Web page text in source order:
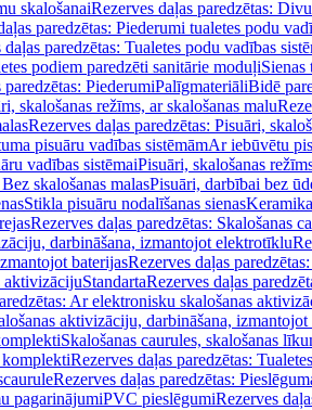
skalošanaiRezerves daļas paredzētas:
paredzētas: Piederumi tualetes podu
daļas paredzētas: Tualetes podu vadības
podiem paredzēti sanitārie moduļiSienas
paredzētas: PiederumiPalīgmateriāliBidē
skalošanas režīms, ar skalošanas malu
Rezerves daļas paredzētas: Pisuāri,
pisuāru vadības sistēmāmAr iebūvētu
vadības sistēmaiPisuāri, skalošanas
skalošanas malasPisuāri, darbībai bez
Stikla pisuāru nodalīšanas sienas
Rezerves daļas paredzētas: Skalošanas
darbināšana, izmantojot elektrotīklu
baterijasRezerves daļas
aktivizācijuStandartaRezerves daļas
Ar elektronisku skalošanas
aktivizāciju, darbināšana, izmantojot
Skalošanas caurules, skalošanas
Rezerves daļas paredzētas:
Rezerves daļas paredzētas:
pagarinājumiPVC pieslēgumiRezerves